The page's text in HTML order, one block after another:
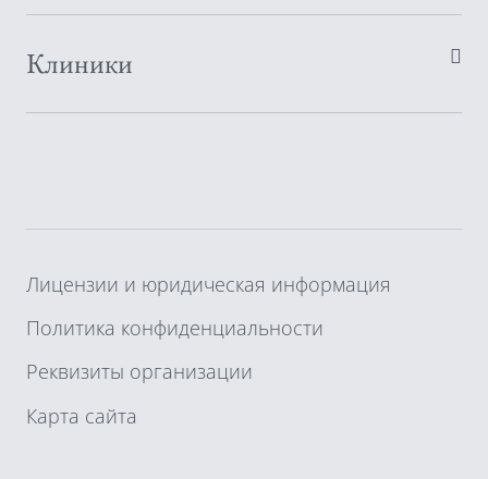
Клиники
Лицензии и юридическая информация
Политика конфиденциальности
Реквизиты организации
Карта сайта